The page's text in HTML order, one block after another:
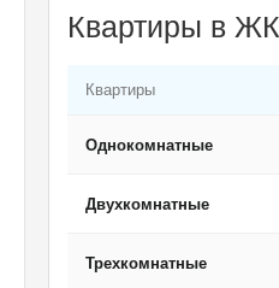
Квартиры в
Квартиры
Однокомнатные
Двухкомнатные
Трехкомнатные